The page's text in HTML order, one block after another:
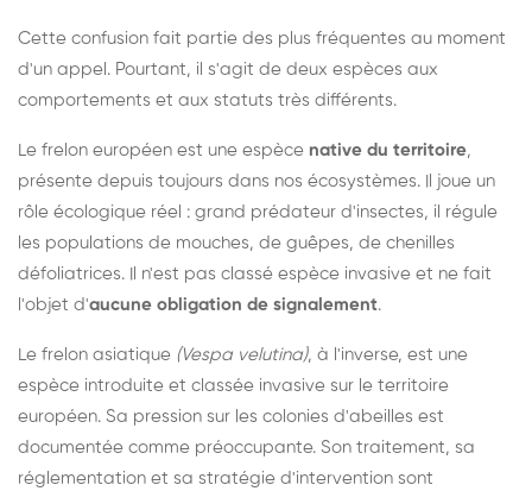
Cette confusion fait partie des plus fréquentes au moment
d'un appel. Pourtant, il s'agit de deux espèces aux
comportements et aux statuts très différents.
Le frelon européen est une espèce native du territoire,
présente depuis toujours dans nos écosystèmes. Il joue un
rôle écologique réel : grand prédateur d'insectes, il régule
les populations de mouches, de guêpes, de chenilles
défoliatrices. Il n'est pas classé espèce invasive et ne fait
l'objet d'aucune obligation de signalement.
Le frelon asiatique (Vespa velutina), à l'inverse, est une
espèce introduite et classée invasive sur le territoire
européen. Sa pression sur les colonies d'abeilles est
documentée comme préoccupante. Son traitement, sa
réglementation et sa stratégie d'intervention sont